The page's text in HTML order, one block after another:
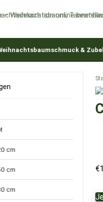
&
€
cm
cm
cm